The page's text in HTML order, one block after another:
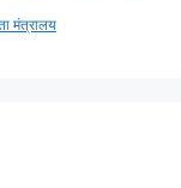
मंत्रालय